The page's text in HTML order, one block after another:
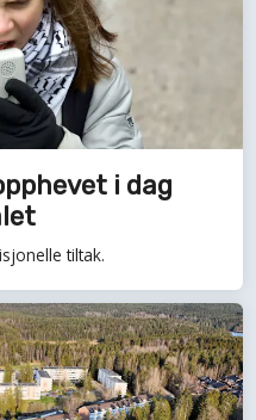
i dag
tiltak.